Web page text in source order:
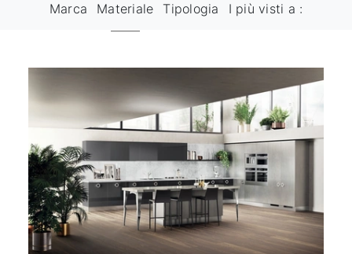
Marca Materiale Tipologia I più visti a :